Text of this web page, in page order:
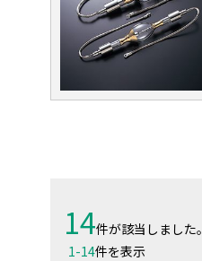
14件が該当しました。
1-14件を表示